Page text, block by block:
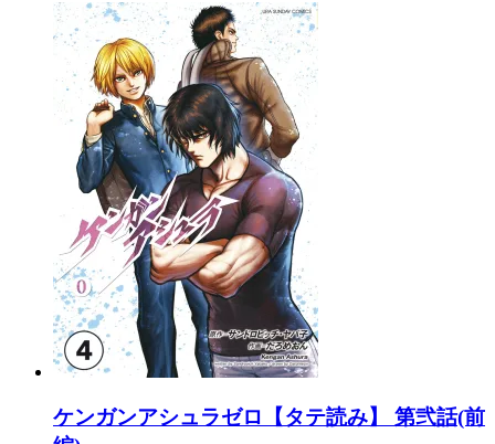
ケンガンアシュラゼロ【タテ読み】 第弐話(前